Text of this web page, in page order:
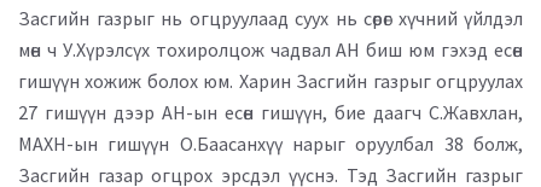
Засгийн газрыг нь огцруулаад суух нь сөрөг хүчний үйлдэл
мөн ч У.Хүрэлсүх тохиролцож чадвал АН биш юм гэхэд есөн
гишүүн хожиж болох юм. Харин Засгийн газрыг огцруулах
27 гишүүн дээр АН-ын есөн гишүүн, бие даагч С.Жавхлан,
МАХН-ын гишүүн О.Баасанхүү нарыг оруулбал 38 болж,
Засгийн газар огцрох эрсдэл үүснэ. Тэд Засгийн газрыг